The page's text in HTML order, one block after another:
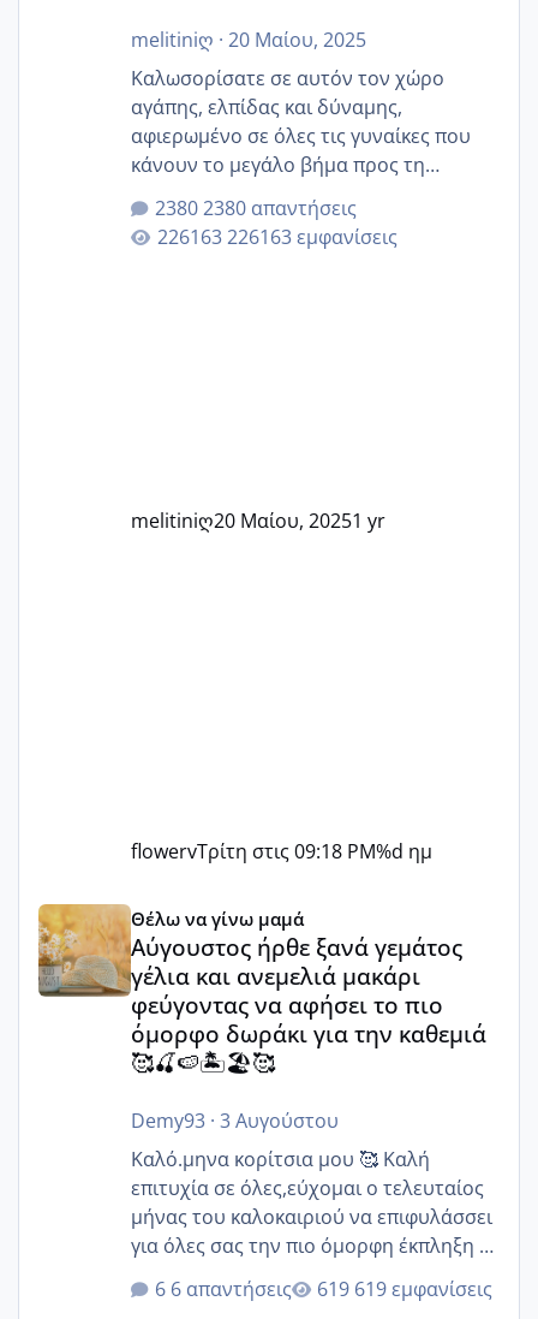
melitiniღ · 20 Μαίου, 2025
Καλωσορίσατε σε αυτόν τον χώρο
αγάπης, ελπίδας και δύναμης,
αφιερωμένο σε όλες τις γυναίκες που
κάνουν το μεγάλο βήμα προς τη
μητρότητα μέσω εξωσωματικής το 2025.
Εδώ θα μοιραστούμε αγωνίες, χαρές,
εμπειρίες και κάθε μικρή ή μεγάλη
2380 απαντήσεις
226163 εμφανίσεις
melitiniღ20 Μαίου, 20251 yr
flowervΤρίτη στις 09:18 PM%d ημ
Αύγουστος ήρθε ξανά γεμάτος γέλια και ανεμελιά
Θέλω να γίνω μαμά
Αύγουστος ήρθε ξανά γεμάτος
γέλια και ανεμελιά μακάρι
φεύγοντας να αφήσει το πιο
όμορφο δωράκι για την καθεμιά
🥰🍒🍉🏝️🏖️🥰
Demy93· 3 Αυγούστου
Καλό.μηνα κορίτσια μου 🥰 Καλή
επιτυχία σε όλες,εύχομαι ο τελευταίος
μήνας του καλοκαιριού να επιφυλάσσει
για όλες σας την πιο όμορφη έκπληξη 🧿
@Elk @Melikara86 @Παρασκευαιδου
@Zenia z @melitiniღ @Christi.D.
6 απαντήσεις 619 εμφανίσεις